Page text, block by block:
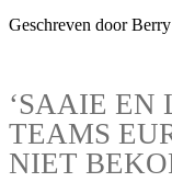
Geschreven door
‘SAAIE EN
TEAMS
NIET